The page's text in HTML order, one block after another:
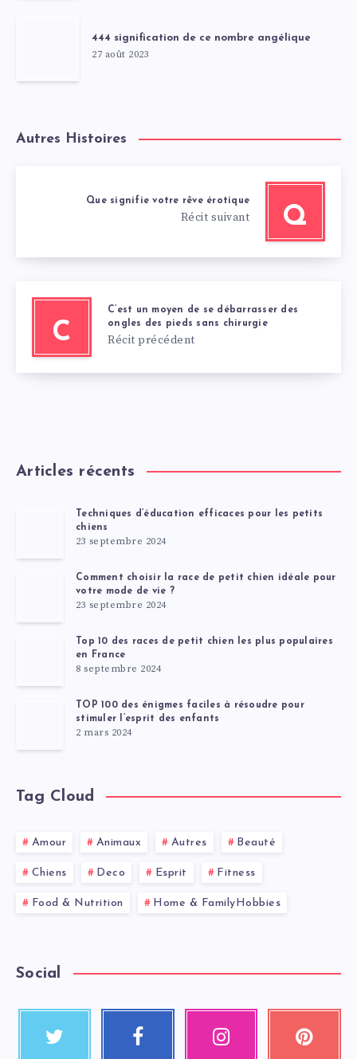
444 signification de ce nombre angélique
27 août 2023
Autres Histoires
Q
Que signifie votre rêve érotique
Récit suivant
C
C’est un moyen de se débarrasser des
ongles des pieds sans chirurgie
Récit précédent
Articles récents
Techniques d’éducation efficaces pour les petits
chiens
23 septembre 2024
Comment choisir la race de petit chien idéale pour
votre mode de vie ?
23 septembre 2024
Top 10 des races de petit chien les plus populaires
en France
8 septembre 2024
TOP 100 des énigmes faciles à résoudre pour
stimuler l’esprit des enfants
2 mars 2024
Tag Cloud
Amour Animaux Autres Beauté
Chiens Deco Esprit Fitness
Food & Nutrition Home & FamilyHobbies
Social